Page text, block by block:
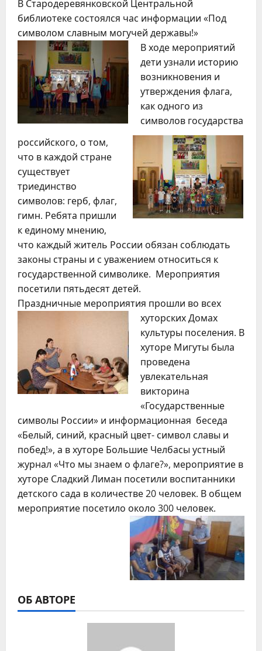
В Стародеревянковской Центральной
библиотеке состоялся час информации «Под
символом славным могучей державы!»
В ходе мероприятий
дети узнали историю
возникновения и
утверждения флага,
как одного из
символов государства
российского, о том,
что в каждой стране
существует
триединство
символов: герб, флаг,
гимн. Ребята пришли
к единому мнению,
что каждый житель России обязан соблюдать
законы страны и с уважением относиться к
государственной символике. Мероприятия
посетили пятьдесят детей.
Праздничные мероприятия прошли во всех
хуторских Домах
культуры поселения. В
хуторе Мигуты была
проведена
увлекательная
викторина
«Государственные
символы России» и информационная беседа
«Белый, синий, красный цвет- символ славы и
побед!», а в хуторе Большие Челбасы устный
журнал «Что мы знаем о флаге?», мероприятие в
хуторе Сладкий Лиман посетили воспитанники
детского сада в количестве 20 человек. В общем
мероприятие посетило около 300 человек.
ОБ АВТОРЕ